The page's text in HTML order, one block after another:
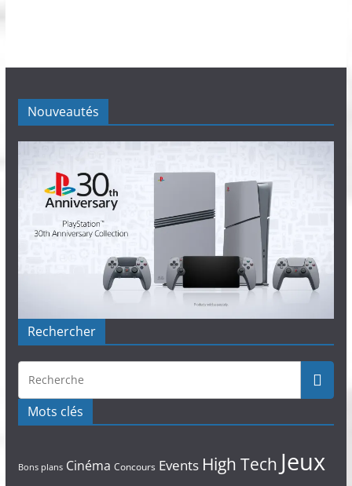
Nouveautés
Rechercher
Mots clés
Bons plans Cinéma Concours Events High Tech Jeux